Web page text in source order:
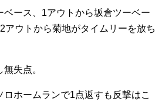
ース、1アウトから坂倉ツーベー
アウトから菊地がタイムリーを放ち
失点。
ホームランで1点返すも反撃はこ